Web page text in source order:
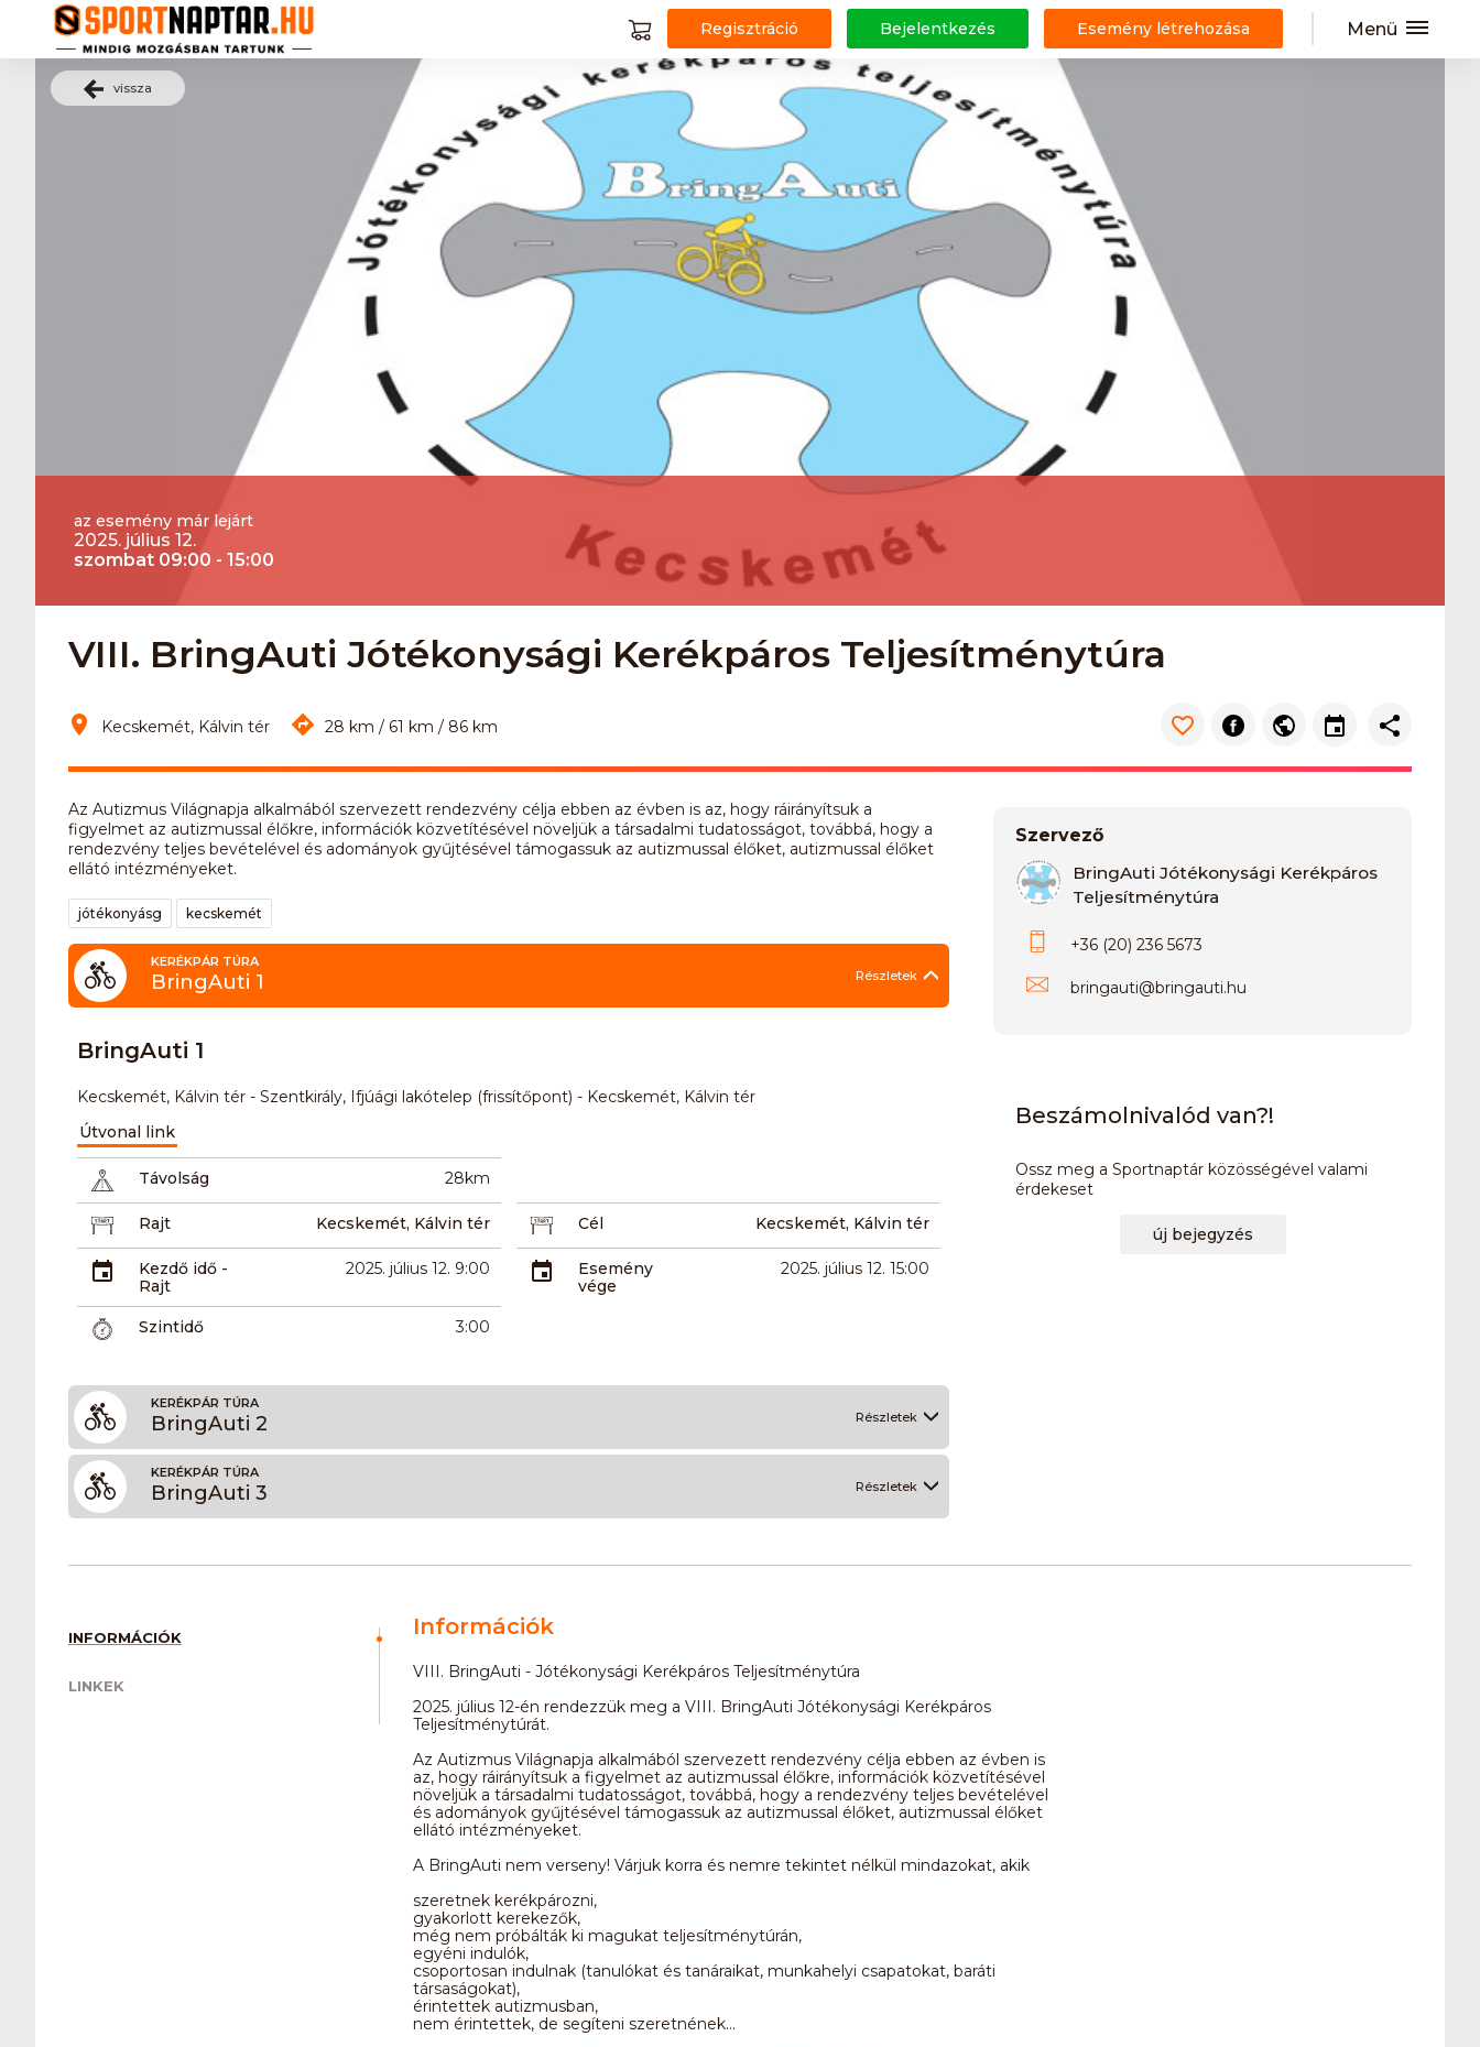
Regisztráció Bejelentkezés Esemény létrehozása Menü
vissza
az esemény már lejárt
2025. július 12.
szombat 09:00 - 15:00
VIII. BringAuti Jótékonysági Kerékpáros Teljesítménytúra
Kecskemét, Kálvin tér 28 km / 61 km / 86 km
Az Autizmus Világnapja alkalmából szervezett rendezvény célja ebben az évben is az, hogy ráirányítsuk a
figyelmet az autizmussal élőkre, információk közvetítésével növeljük a társadalmi tudatosságot, továbbá, hogy a
rendezvény teljes bevételével és adományok gyűjtésével támogassuk az autizmussal élőket, autizmussal élőket
ellátó intézményeket.
jótékonyásg kecskemét
KERÉKPÁR TÚRA
BringAuti 1 Részletek
BringAuti 1
Kecskemét, Kálvin tér - Szentkirály, Ifjúági lakótelep (frissítőpont) - Kecskemét, Kálvin tér
Útvonal link
Távolság 28km
Rajt Kecskemét, Kálvin tér Cél Kecskemét, Kálvin tér
Kezdő idő -
Rajt
2025. július 12. 9:00
Esemény
vége
2025. július 12. 15:00
Szintidő 3:00
KERÉKPÁR TÚRA
BringAuti 2 Részletek
KERÉKPÁR TÚRA
BringAuti 3 Részletek
Szervező
BringAuti Jótékonysági Kerékpáros
Teljesítménytúra
+36 (20) 236 5673
bringauti@bringauti.hu
Beszámolnivalód van?!
Ossz meg a Sportnaptár közösségével valami
érdekeset
új bejegyzés
INFORMÁCIÓK
LINKEK
Információk
VIII. BringAuti - Jótékonysági Kerékpáros Teljesítménytúra
2025. július 12-én rendezzük meg a VIII. BringAuti Jótékonysági Kerékpáros
Teljesítménytúrát.
Az Autizmus Világnapja alkalmából szervezett rendezvény célja ebben az évben is
az, hogy ráirányítsuk a figyelmet az autizmussal élőkre, információk közvetítésével
növeljük a társadalmi tudatosságot, továbbá, hogy a rendezvény teljes bevételével
és adományok gyűjtésével támogassuk az autizmussal élőket, autizmussal élőket
ellátó intézményeket.
A BringAuti nem verseny! Várjuk korra és nemre tekintet nélkül mindazokat, akik
szeretnek kerékpározni,
gyakorlott kerekezők,
még nem próbálták ki magukat teljesítménytúrán,
egyéni indulók,
csoportosan indulnak (tanulókat és tanáraikat, munkahelyi csapatokat, baráti
társaságokat),
érintettek autizmusban,
nem érintettek, de segíteni szeretnének...